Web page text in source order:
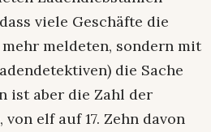
viele Geschäfte die
meldeten, sondern mit
die Sache
ist aber die Zahl der
elf auf 17. Zehn davon